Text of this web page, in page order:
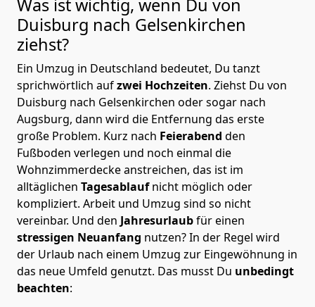
Was ist wichtig, wenn Du von
Duisburg nach Gelsenkirchen
ziehst?
Ein Umzug in Deutschland bedeutet, Du tanzt
sprichwörtlich aufzwei Hochzeiten. Ziehst Du von
Duisburg nach Gelsenkirchen oder sogar nach
Augsburg, dann wird die Entfernung das erste
große Problem. Kurz nach Feierabend den
Fußboden verlegen und noch einmal die
Wohnzimmerdecke anstreichen, das ist im
alltäglichen Tagesablaufnicht möglich oder
kompliziert. Arbeit und Umzug sind so nicht
vereinbar. Und den Jahresurlaubfür einen
stressigen Neuanfang nutzen? In der Regel wird
der Urlaub nach einem Umzug zur Eingewöhnung in
das neue Umfeld genutzt. Das musst Du unbedingt
beachten: